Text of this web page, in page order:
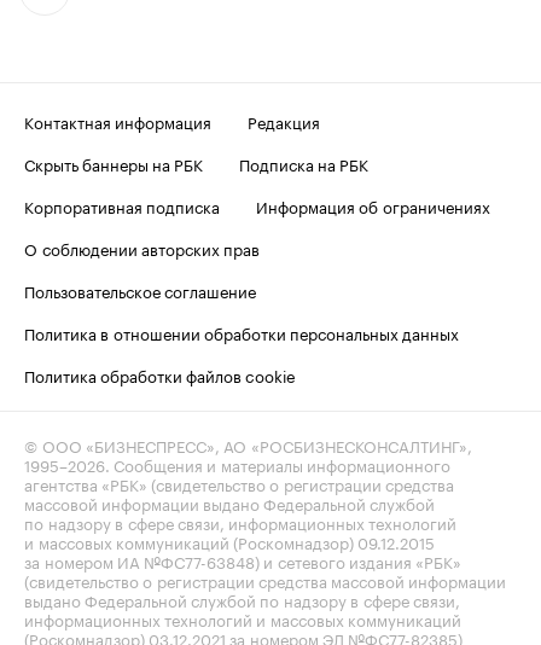
Контактная информация
Редакция
Скрыть баннеры на РБК
Подписка на РБК
Корпоративная подписка
Информация об ограничениях
О соблюдении авторских прав
Пользовательское соглашение
Политика в отношении обработки персональных данных
Политика обработки файлов cookie
© ООО «БИЗНЕСПРЕСС», АО «РОСБИЗНЕСКОНСАЛТИНГ»,
1995–2026. Сообщения и материалы информационного
агентства «РБК» (свидетельство о регистрации средства
массовой информации выдано Федеральной службой
по надзору в сфере связи, информационных технологий
и массовых коммуникаций (Роскомнадзор) 09.12.2015
за номером ИА №ФС77-63848) и сетевого издания «РБК»
(свидетельство о регистрации средства массовой информации
выдано Федеральной службой по надзору в сфере связи,
информационных технологий и массовых коммуникаций
(Роскомнадзор) 03.12.2021 за номером ЭЛ №ФС77-82385)